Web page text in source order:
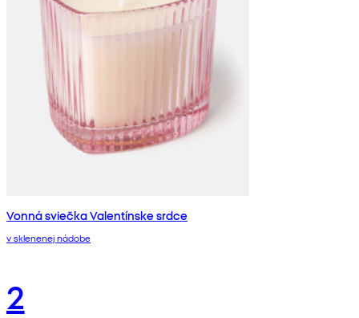
Vonná sviečka Valentínske srdce
v sklenenej nádobe
2